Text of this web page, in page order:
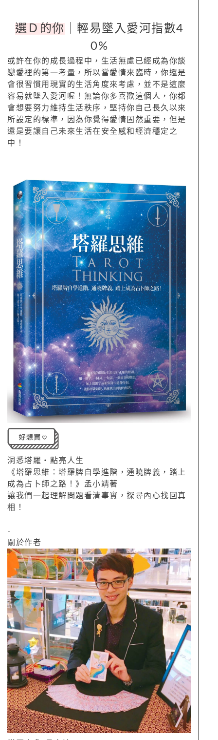
選Ｄ的你
｜輕易墜入愛河指數4
0%
或許在你的成長過程中，生活無慮已經成為你談
戀愛裡的第一考量，所以當愛情來臨時，你還是
會很習慣用現實的生活角度來考慮，並不是這麼
容易就墜入愛河喔！無論你多喜歡這個人，你都
會想要努力維持生活秩序，堅持你自己長久以來
所設定的標準，因為你覺得愛情固然重要，但是
還是要讓自己未來生活在安全感和經濟穩定之
中！
洞悉塔羅‧點亮人生
《塔羅思維：塔羅牌自學進階，通曉牌義，踏上
成為占卜師之路！》孟小靖著
讓我們一起理解問題看清事實，探尋內心找回真
相！
-
關於作者